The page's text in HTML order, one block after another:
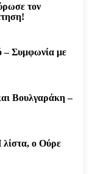
τον
– Συμφωνία με
Βουλγαράκη –
ο Ούρε